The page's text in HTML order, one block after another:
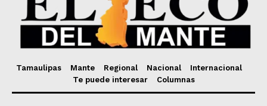
Tamaulipas Mante Regional Nacional
Internacional
Te puede interesar
Columnas